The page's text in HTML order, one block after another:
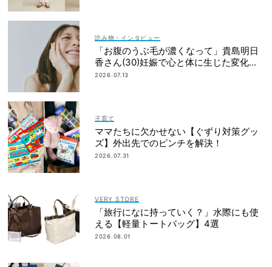
読み物・インタビュー
「お腹のうぶ毛が濃くなって」貴島明日
香さん(30)妊娠で心と体に生じた変化も
「愛しいです」
2026.07.13
子育て
ママたちに欠かせない【ぐずり対策グッ
ズ】外出先でのピンチを解決！
2026.07.31
VERY STORE
「旅行になに持っていく？」水際にも使
える【軽量トートバッグ】4選
2026.08.01